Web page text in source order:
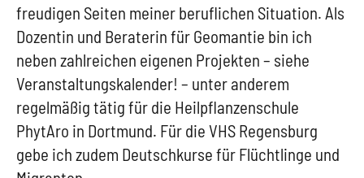
freudigen Seiten meiner beruflichen Situation. Als
Dozentin und Beraterin für Geomantie bin ich
neben zahlreichen eigenen Projekten – siehe
Veranstaltungskalender! – unter anderem
regelmäßig tätig für die Heilpflanzenschule
PhytAro in Dortmund. Für die VHS Regensburg
gebe ich zudem Deutschkurse für Flüchtlinge und